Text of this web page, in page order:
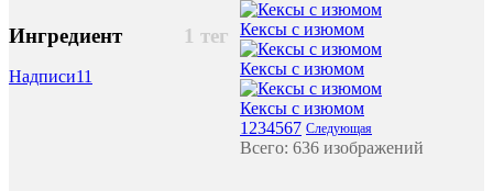
1 тег
Ингредиент
Надписи11
Кексы с изюмом
Кексы с изюмом
Кексы с изюмом
1 234567 Следующая
Всего: 636 изображений